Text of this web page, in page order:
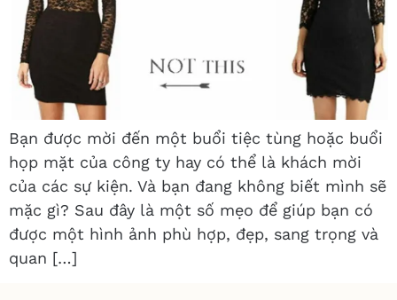
Bạn được mời đến một buổi tiệc tùng hoặc buổi
họp mặt của công ty hay có thể là khách mời
của các sự kiện. Và bạn đang không biết mình sẽ
mặc gì? Sau đây là một số mẹo để giúp bạn có
được một hình ảnh phù hợp, đẹp, sang trọng và
quan […]